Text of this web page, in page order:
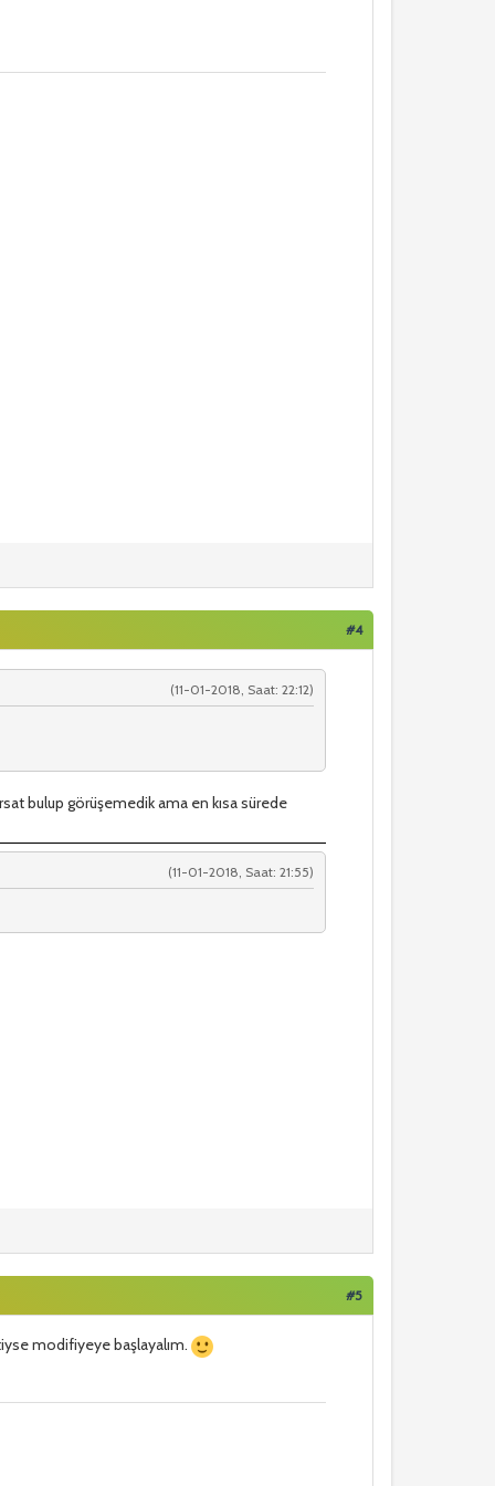
#4
(11-01-2018, Saat: 22:12)
bulup görüşemedik ama en kısa sürede
(11-01-2018, Saat: 21:55)
#5
modifiyeye başlayalım.